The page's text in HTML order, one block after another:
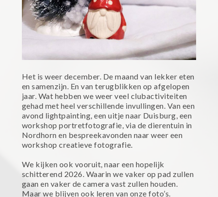
Het is weer december. De maand van lekker eten
en samenzijn. En van terugblikken op afgelopen
jaar. Wat hebben we weer veel clubactiviteiten
gehad met heel verschillende invullingen. Van een
avond lightpainting, een uitje naar Duisburg, een
workshop portretfotografie, via de dierentuin in
Nordhorn en bespreekavonden naar weer een
workshop creatieve fotografie.
We kijken ook vooruit, naar een hopelijk
schitterend 2026. Waarin we vaker op pad zullen
gaan en vaker de camera vast zullen houden.
Maar we blijven ook leren van onze foto’s.